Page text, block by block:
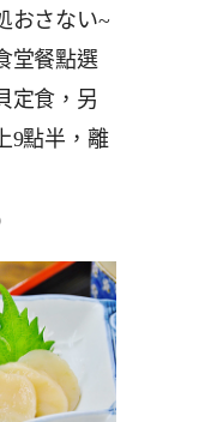
おさない~
堂餐點選
定食，另
9點半，離